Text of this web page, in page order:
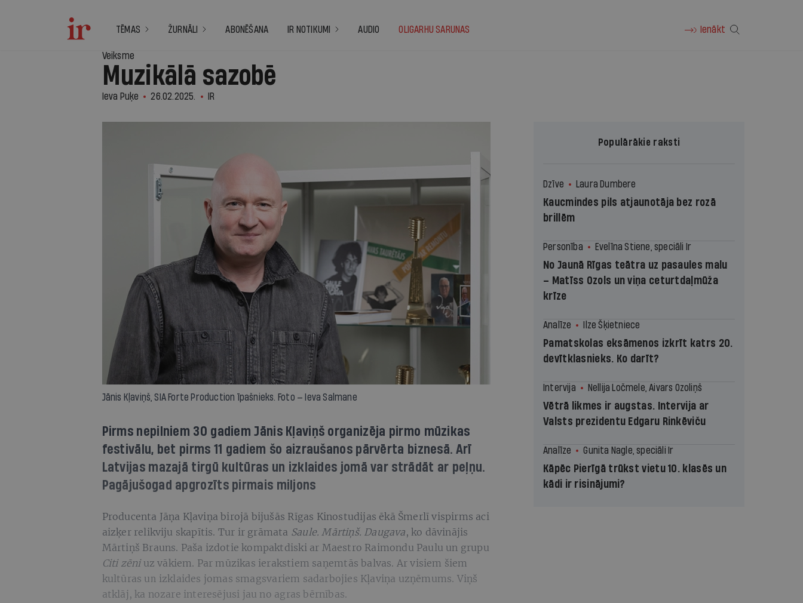
TĒMAS ŽURNĀLI ABONĒŠANA IR NOTIKUMI AUDIO OLIGARHU SARUNAS Ienākt
Veiksme
Muzikālā sazobē
Ieva Puķe 26.02.2025. IR
Jānis Kļaviņš, SIA Forte Production īpašnieks. Foto — Ieva Salmane
Pirms nepilniem 30 gadiem Jānis Kļaviņš organizēja pirmo mūzikas
festivālu, bet pirms 11 gadiem šo aizraušanos pārvērta biznesā. Arī
Latvijas mazajā tirgū kultūras un izklaides jomā var strādāt ar peļņu.
Pagājušogad apgrozīts pirmais miljons
Producenta Jāņa Kļaviņa birojā bijušās Rīgas Kinostudijas ēkā Šmerlī vispirms aci
aizķer relikviju skapītis. Tur ir grāmata Saule. Mārtiņš. Daugava, ko dāvinājis
Mārtiņš Brauns. Paša izdotie kompaktdiski ar Maestro Raimondu Paulu un grupu
Citi zēni uz vākiem. Par mūzikas ierakstiem saņemtās balvas. Ar visiem šiem
kultūras un izklaides jomas smagsvariem sadarbojies Kļaviņa uzņēmums. Viņš
atklāj, ka nozare interesējusi jau no agras bērnības.
Populārākie raksti
Dzīve Laura Dumbere
Kaucmindes pils atjaunotāja bez rozā
brillēm
Personība Evelīna Stiene, speciāli Ir
No Jaunā Rīgas teātra uz pasaules malu
– Matīss Ozols un viņa ceturtdaļmūža
krīze
Analīze Ilze Šķietniece
Pamatskolas eksāmenos izkrīt katrs 20.
devītklasnieks. Ko darīt?
Intervija Nellija Ločmele, Aivars Ozoliņš
Vētrā likmes ir augstas. Intervija ar
Valsts prezidentu Edgaru Rinkēviču
Analīze Gunita Nagle, speciāli Ir
Kāpēc Pierīgā trūkst vietu 10. klasēs un
kādi ir risinājumi?